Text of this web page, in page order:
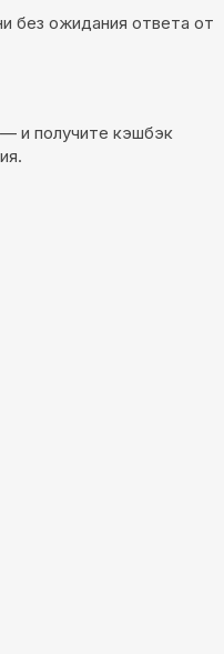
без ожидания ответа от
— и получите кэшбэк